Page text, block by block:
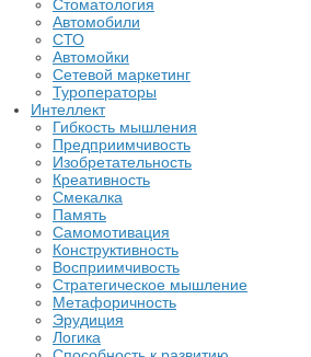
Стоматология
Автомобили
СТО
Автомойки
Сетевой маркетинг
Туроператоры
Интеллект
Гибкость мышления
Предприимчивость
Изобретательность
Креативность
Смекалка
Память
Самомотивация
Конструктивность
Восприимчивость
Стратегическое мышление
Метафоричность
Эрудиция
Логика